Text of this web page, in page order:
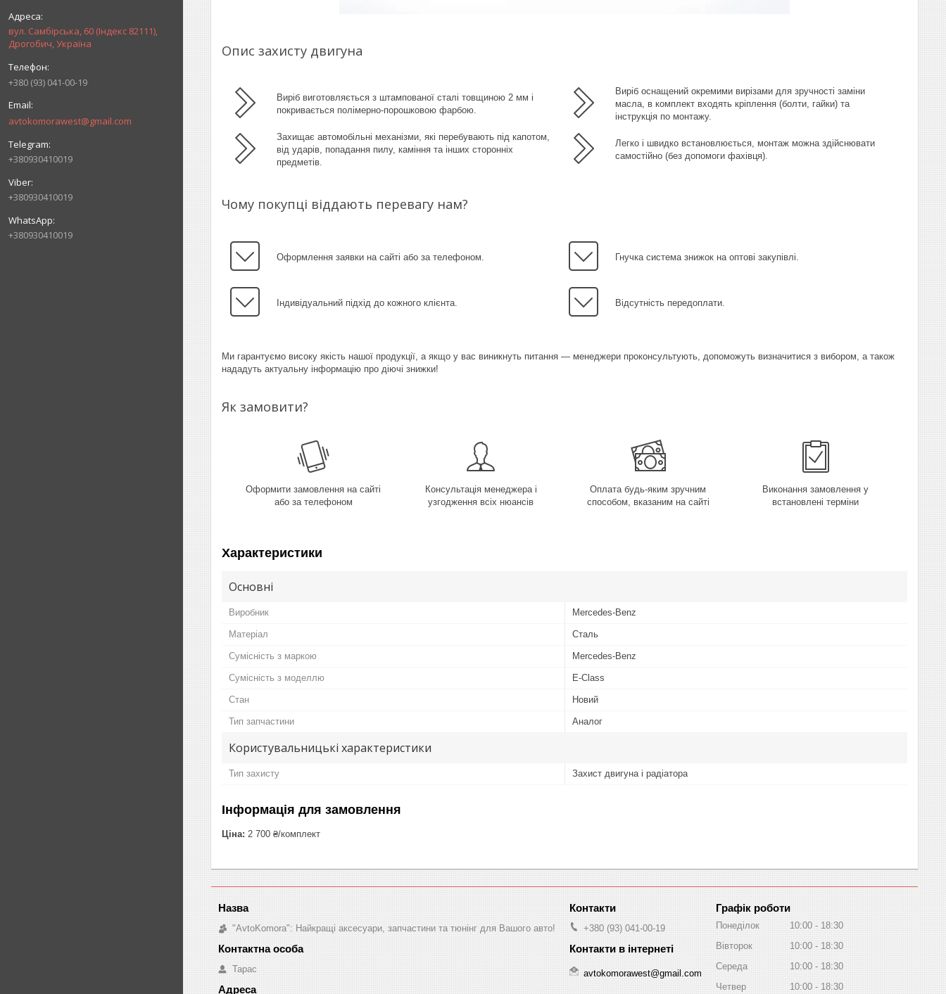
вул. Самбірська, 60 (Індекс 82111),
Дрогобич, Україна
+380 (93) 041-00-19
avtokomorawest@gmail.com
+380930410019
+380930410019
+380930410019
Опис захисту двигуна
Виріб виготовляється з штампованої сталі товщиною 2 мм і
покривається полімерно-порошковою фарбою.
Захищає автомобільні механізми, які перебувають під капотом,
від ударів, попадання пилу, каміння та інших сторонніх
предметів.
Виріб оснащений окремими вирізами для зручності заміни
масла, в комплект входять кріплення (болти, гайки) та
інструкція по монтажу.
Легко і швидко встановлюється, монтаж можна здійснювати
самостійно (без допомоги фахівця).
Чому покупці віддають перевагу нам?
Оформлення заявки на сайті або за телефоном.
Індивідуальний підхід до кожного клієнта.
Гнучка система знижок на оптові закупівлі.
Відсутність передоплати.
Ми гарантуємо високу якість нашої продукції, а якщо у вас виникнуть питання — менеджери проконсультують, допоможуть визначитися з вибором, а також
нададуть актуальну інформацію про діючі знижки!
Як замовити?
Оформити замовлення на сайті
або за телефоном
Консультація менеджера і
узгодження всіх нюансів
Оплата будь-яким зручним
способом, вказаним на сайті
Виконання замовлення у
встановлені терміни
Характеристики
Основні
Виробник Mercedes-Benz
Матеріал Сталь
Сумісність з маркою Mercedes-Benz
Сумісність з моделлю E-Class
Стан Новий
Тип запчастини Аналог
Користувальницькі характеристики
Тип захисту Захист двигуна і радіатора
Інформація для замовлення
Ціна: 2 700 ₴/комплект
"AvtoKomora": Найкращі аксесуари, запчастини та тюнінг для Вашого авто!
Тарас
+380 (93) 041-00-19
avtokomorawest@gmail.com
Графік роботи
Понеділок 10:00
18:30
Вівторок
10:00
18:30
Середа
10:00
18:30
Четвер
10:00 18:30